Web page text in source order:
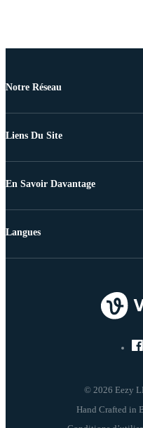
Notre Réseau
Liens Du Site
En Savoir Davantage
© 2026 Eezy
Langues